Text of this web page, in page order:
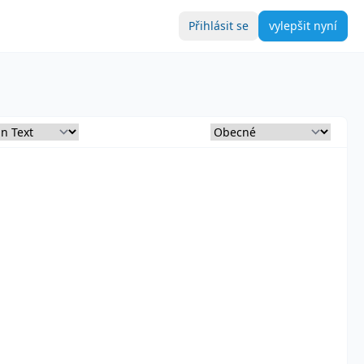
Přihlásit se vylepšit nyní